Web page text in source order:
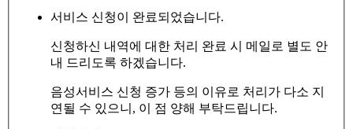
서비스 신청이 완료되었습니다.
신청하신 내역에 대한 처리 완료 시 메일로 별도 안
내 드리도록 하겠습니다.
음성서비스 신청 증가 등의 이유로 처리가 다소 지
연될 수 있으니, 이 점 양해 부탁드립니다.